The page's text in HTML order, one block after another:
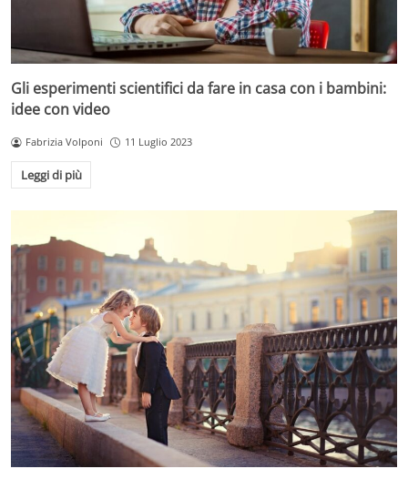
Gli esperimenti scientifici da fare in casa con i bambini:
idee con video
Fabrizia Volponi 11 Luglio 2023
Leggi di più